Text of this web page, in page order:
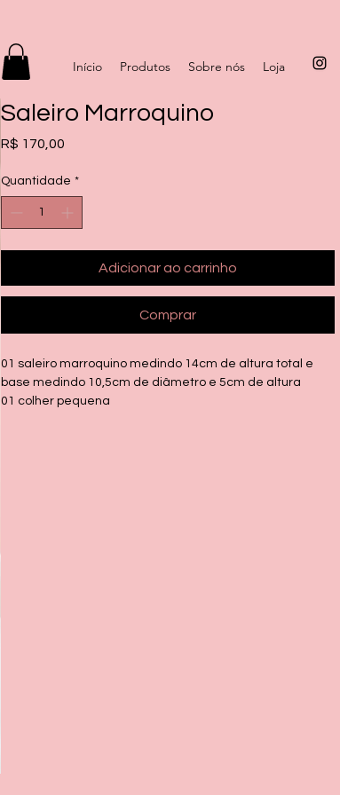
Início Produtos Sobre nós Loja
Saleiro Marroquino
R$ 170,00
Quantidade *
Adicionar ao carrinho
Comprar
01 saleiro marroquino medindo 14cm de altura total e
base medindo 10,5cm de diâmetro e 5cm de altura
01 colher pequena